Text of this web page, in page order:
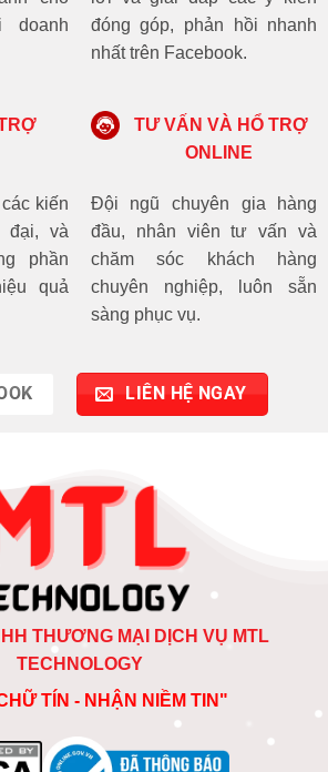
doanh
đóng góp, phản hồi nhanh
nhất trên Facebook.
kiến
đại, và
phần
quả
TƯ VẤN VÀ HỔ TRỢ
ONLINE
Đội ngũ chuyên gia hàng
đầu, nhân viên tư vấn và
chăm sóc khách hàng
chuyên nghiệp, luôn sẵn
sàng phục vụ.
LIÊN HỆ NGAY
THƯƠNG MẠI DỊCH VỤ MTL
TECHNOLOGY
TÍN - NHẬN NIỀM TIN"